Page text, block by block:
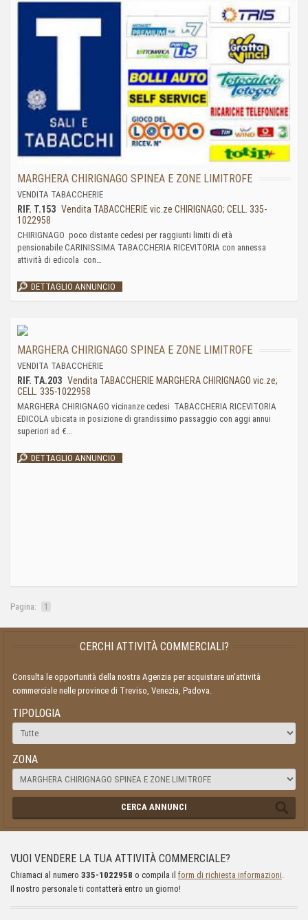
MARGHERA CHIRIGNAGO SPINEA E ZONE LIMITROFE
VENDITA TABACCHERIE
RIF. T.153 Vendita TABACCHERIE vic.ze CHIRIGNAGO; CELL. 335-
1022958
CHIRIGNAGO poco distante cedesi per raggiunti limiti di età
pensionabile CARINISSIMA TABACCHERIA RICEVITORIA con annessa
attività di edicola con…
DETTAGLIO ANNUNCIO
MARGHERA CHIRIGNAGO SPINEA E ZONE LIMITROFE
VENDITA TABACCHERIE
RIF. TA.203 Vendita TABACCHERIE MARGHERA CHIRIGNAGO vic.ze;
CELL. 335-1022958
MARGHERA CHIRIGNAGO vicinanze cedesi TABACCHERIA RICEVITORIA
EDICOLA ubicata in posizione di grandissimo passaggio con aggi annui
superiori ad €…
DETTAGLIO ANNUNCIO
Pagina: 1
CERCHI ATTIVITÀ COMMERCIALI?
Consulta le opportunità della nostra Agenzia per acquistare un'attività
commerciale nelle province di Treviso, Venezia, Padova.
TIPOLOGIA
ZONA
CERCA ANNUNCI
VUOI VENDERE LA TUA ATTIVITÀ COMMERCIALE?
Chiamaci al numero 335-1022958 o compila il form di richiesta informazioni.
Il nostro personale ti contatterà entro un giorno!